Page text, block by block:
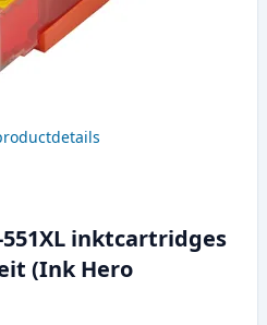
inktcartridges
(Ink Hero